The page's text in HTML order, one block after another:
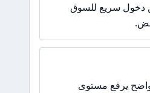
دخول سريع للسوق
يرفع مستوى